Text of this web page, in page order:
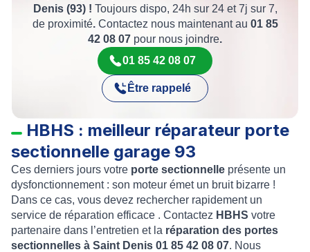
Denis (93) ! Toujours dispo, 24h sur 24 et 7j sur 7,
de proximité. Contactez nous maintenant au 01 85
42 08 07 pour nous joindre.
01 85 42 08 07
Être rappelé
HBHS : meilleur réparateur porte
sectionnelle garage 93
Ces derniers jours votre porte sectionnelle présente un
dysfonctionnement : son moteur émet un bruit bizarre !
Dans ce cas, vous devez rechercher rapidement un
service de réparation efficace . Contactez HBHS votre
partenaire dans l’entretien et la réparation des portes
sectionnelles à Saint Denis 01 85 42 08 07. Nous